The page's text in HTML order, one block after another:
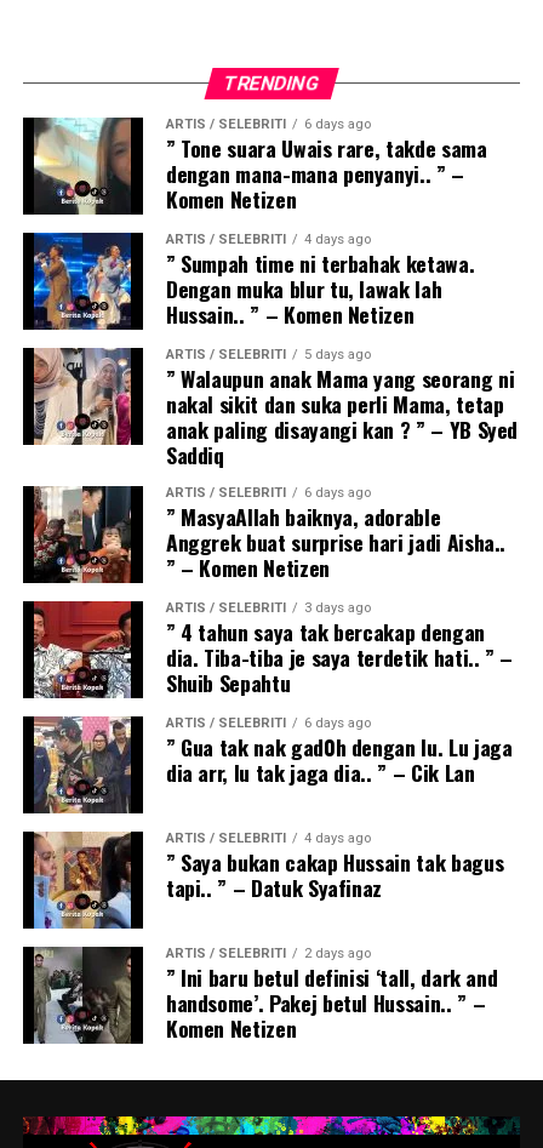
TRENDING
ARTIS / SELEBRITI 6 days ago
” Tone suara Uwais rare, takde sama
dengan mana-mana penyanyi.. ” –
Komen Netizen
ARTIS / SELEBRITI 4 days ago
” Sumpah time ni terbahak ketawa.
Dengan muka blur tu, lawak lah
Hussain.. ” – Komen Netizen
ARTIS / SELEBRITI 5 days ago
” Walaupun anak Mama yang seorang ni
nakal sikit dan suka perli Mama, tetap
anak paling disayangi kan ? ” – YB Syed
Saddiq
ARTIS / SELEBRITI 6 days ago
” MasyaAllah baiknya, adorable
Anggrek buat surprise hari jadi Aisha..
” – Komen Netizen
ARTIS / SELEBRITI 3 days ago
” 4 tahun saya tak bercakap dengan
dia. Tiba-tiba je saya terdetik hati.. ” –
Shuib Sepahtu
ARTIS / SELEBRITI 6 days ago
” Gua tak nak gad0h dengan lu. Lu jaga
dia arr, lu tak jaga dia.. ” – Cik Lan
ARTIS / SELEBRITI 4 days ago
” Saya bukan cakap Hussain tak bagus
tapi.. ” – Datuk Syafinaz
ARTIS / SELEBRITI 2 days ago
” Ini baru betul definisi ‘tall, dark and
handsome’. Pakej betul Hussain.. ” –
Komen Netizen